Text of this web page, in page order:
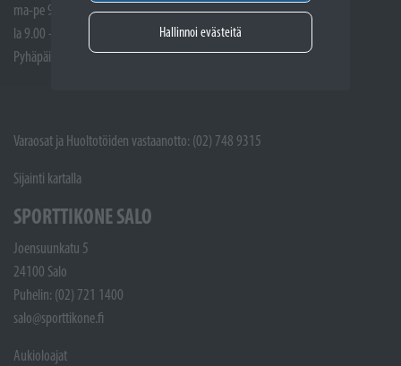
Hallinnoi evästeitä
ma-pe 9.00 - 17.00
la 9.00 - 14.00
Pyhäpäivät suljettuna
Varaosat ja Huoltotöiden vastaanotto: (02) 748 9315
Sijainti kartalla
SPORTTIKONE SALO
Joensuunkatu 5
24100 Salo
Puhelin: (02) 721 1400
salo@sporttikone.fi
Aukioloajat